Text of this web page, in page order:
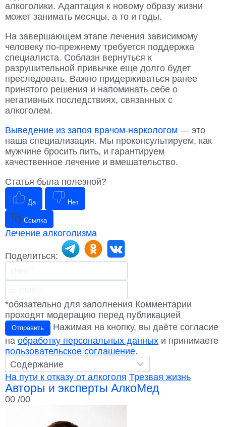
алкоголики. Адаптация к новому образу жизни
может занимать месяцы, а то и годы.
На завершающем этапе лечения зависимому
человеку по-прежнему требуется поддержка
специалиста. Соблазн вернуться к
разрушительной привычке еще долго будет
преследовать. Важно придерживаться ранее
принятого решения и напоминать себе о
негативных последствиях, связанных с
алкоголем.
Выведение из запоя врачом-наркологом — это
наша специализация. Мы проконсультируем, как
мужчине бросить пить, и гарантируем
качественное лечение и вмешательство.
Статья была полезной?
Да Нет
Ссылка
Лечение алкоголизма
Поделиться:
*обязательно для заполнения Комментарии
проходят модерацию перед публикацией
Отправить
Нажимая на кнопку, вы даёте согласие
на обработку персональных данных и принимаете
пользовательское соглашение.
На пути к отказу от алкоголя Трезвая жизнь
Авторы и эксперты АлкоМед
00 /00